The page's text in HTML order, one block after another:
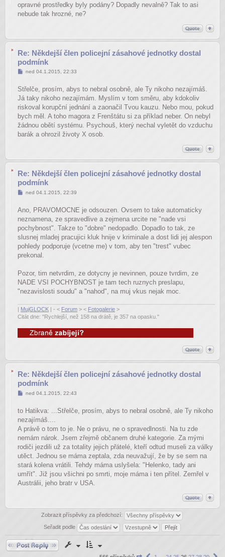
opravné prostředky byly podány? Dopadly nevalně? Tak to asi
nebude tak hrozné, ne?
Re: Někdejší člen policejní zásahové jednotky dostal
podmínk
Příspěvek
ned 04.1.2015, 22:33
Střelče, prosím, abys to nebral osobně, ale Ty nikoho nezajímáš.
Já taky nikoho nezajímám. Myslím v tom směru, aby kdokoliv
riskoval korupční jednání a zaonačil Tvou kauzu. Nebo mou, pokud
bych měl. A toho magora z Frenštátu si za příklad neber. On nebyl
žádnou obětí systému. Psychouš, který nechal vyletět do vzduchu
barák a ohrozil životy X osob.
Re: Někdejší člen policejní zásahové jednotky dostal
podmínk
Příspěvek
ned 04.1.2015, 22:39
Ano, PRAVOMOCNE je odsouzen. Ovsem to take automaticky
neznamena, ze spravedlive a zejmena urcite ne "nade vsi
pochybnost". Takze to "dobre" nedopadlo. Dopadlo to tak, ze
slusnej mladej pracujici kluk hnije v kriminale a dost lidi jej alespon
pohledy podporuje (vcetne me) v tom, aby ten "trest" vubec
prekonal.
Pozor, tim netvrdim, ze dotycny je nevinnen, pouze tvrdim, ze
NADE VSI POCHYBNOST je tam tech ruznych preslapu,
"nezavislosti soudu" a "nahod", na muj vkus nejak moc.
MujGLOCK | - < Forum > < Fotogalerie >
Citát dne: "Rychlejší, než 158 na drátě, je 357 na opasku."
Re: Někdejší člen policejní zásahové jednotky dostal
podmínk
Příspěvek
ned 04.1.2015, 22:43
to Hatikva: ...Střelče, prosím, abys to nebral osobně, ale Ty nikoho
nezajímáš....
A právě o tom to je. Ne o právu, ne o spravedlnosti. Na tu zde
nemám nárok. Jsem zřejmě občanem druhé kategorie. Za mými
rodiči jezdili už za totality jejich přátelé, kteří odtud museli za války
utěct. Jednou se máma zeptala, zda neuvažují, že by se sem na
stará kolena vrátili. Tehdy máma uslyšela: "Helenko, tady ani
umřít". Již jsou všichni po smrti, moje máma i ten přítel. Zemřel v
Austrálii, jeho bratr v USA.
Zobrazit příspěvky za předchozí:
Seřadit podle
Odpovědět
StránkaPředchozí